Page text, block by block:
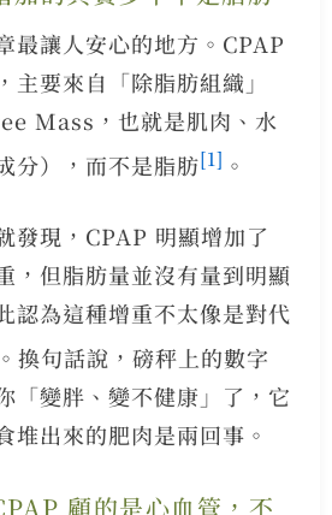
最讓人安心的地方。CPAP
主要來自「除脂肪組織」
Mass，也就是肌肉、水
分），而不是脂肪[1] 。
發現，CPAP 明顯增加了
，但脂肪量並沒有量到明顯
認為這種增重不太像是對代
。換句話說，磅秤上的數字
「變胖、變不健康」了，它
堆出來的肥肉是兩回事。
顧的是心血管，不